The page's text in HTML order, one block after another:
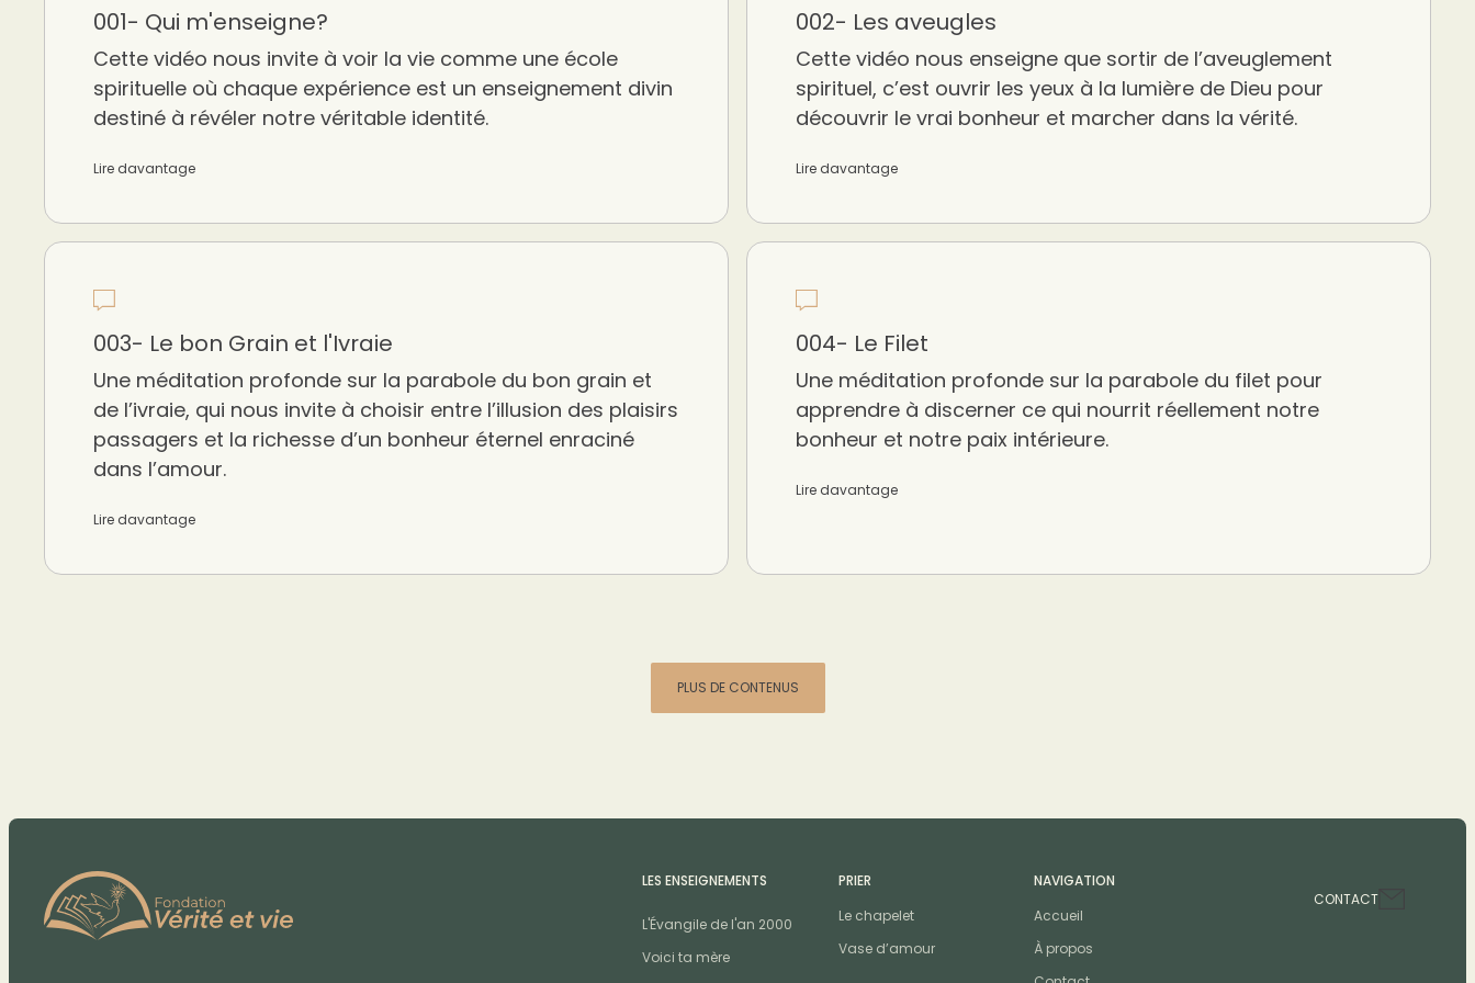
001- Qui m'enseigne?
Cette vidéo nous invite à voir la vie comme une école
spirituelle où chaque expérience est un enseignement divin
destiné à révéler notre véritable identité.
Lire davantage
002- Les aveugles
Cette vidéo nous enseigne que sortir de l’aveuglement
spirituel, c’est ouvrir les yeux à la lumière de Dieu pour
découvrir le vrai bonheur et marcher dans la vérité.
Lire davantage
003- Le bon Grain et l'Ivraie
Une méditation profonde sur la parabole du bon grain et
de l’ivraie, qui nous invite à choisir entre l’illusion des plaisirs
passagers et la richesse d’un bonheur éternel enraciné
dans l’amour.
Lire davantage
004- Le Filet
Une méditation profonde sur la parabole du filet pour
apprendre à discerner ce qui nourrit réellement notre
bonheur et notre paix intérieure.
Lire davantage
PLUS DE CONTENUS
LES ENSEIGNEMENTS
L'Évangile de l'an 2000
Voici ta mère
PRIER
Le chapelet
Vase d’amour
NAVIGATION
Accueil
À propos
CONTACT